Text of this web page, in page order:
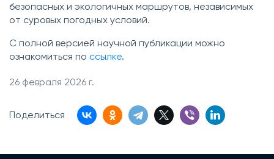
безопасных и экологичных маршрутов, независимых
от суровых погодных условий.
С полной версией научной публикации можно
ознакомиться по ссылке.
26 февраля 2026 г.
Поделиться